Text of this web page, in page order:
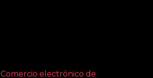
Comercio electrónico de